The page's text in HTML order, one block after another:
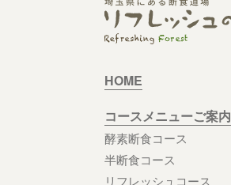
HOME
コースメニューご案内
酵素断食コース
半断食コース
リフレッシュコース